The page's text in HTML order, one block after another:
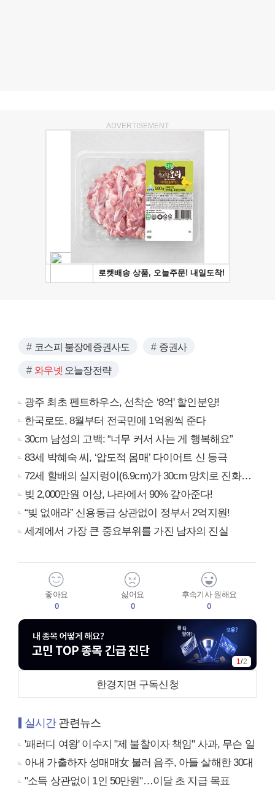
ADVERTISEMENT
코스피 불장에증권사도 증권사
와우넷 오늘장전략
광주 최초 펜트하우스, 선착순 ‘8억' 할인분양!
한국로또, 8월부터 전국민에 1억원씩 준다
30cm 남성의 고백: “너무 커서 사는 게 행복해요”
83세 박혜숙 씨, ‘압도적 몸매’ 다이어트 신 등극
72세 할배의 실지렁이(6.9cm)가 30cm 망치로 진화…
빚 2,000만원 이상, 나라에서 90% 갚아준다!
“빚 없애라” 신용등급 상관없이 정부서 2억지원!
세계에서 가장 큰 중요부위를 가진 남자의 진실
좋아요
0
싫어요
0
후속기사 원해요
0
1/2
한경지면 구독신청
실시간관련뉴스
'패러디 여왕' 이수지 "제 불찰이자 책임" 사과, 무슨 일
아내 가출하자 성매매女 불러 음주, 아들 살해한 30대
"소득 상관없이 1인 50만원"…이달 초 지급 목표